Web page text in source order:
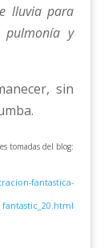
lluvia para
pulmonía y
sin
tomadas del blog:
fantastica-
fantastic_20.html